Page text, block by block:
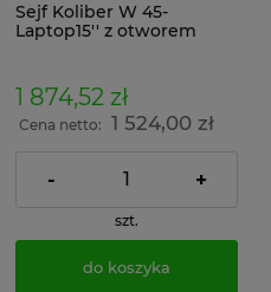
Sejf Koliber W 45-
Laptop15'' z otworem
1 874,52 zł
Cena netto: 1 524,00 zł
- +
szt.
do koszyka